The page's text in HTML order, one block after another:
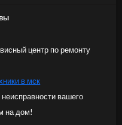
центр по ремонту
в мск
вашего
на дом!